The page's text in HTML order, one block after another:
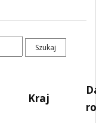
Kraj